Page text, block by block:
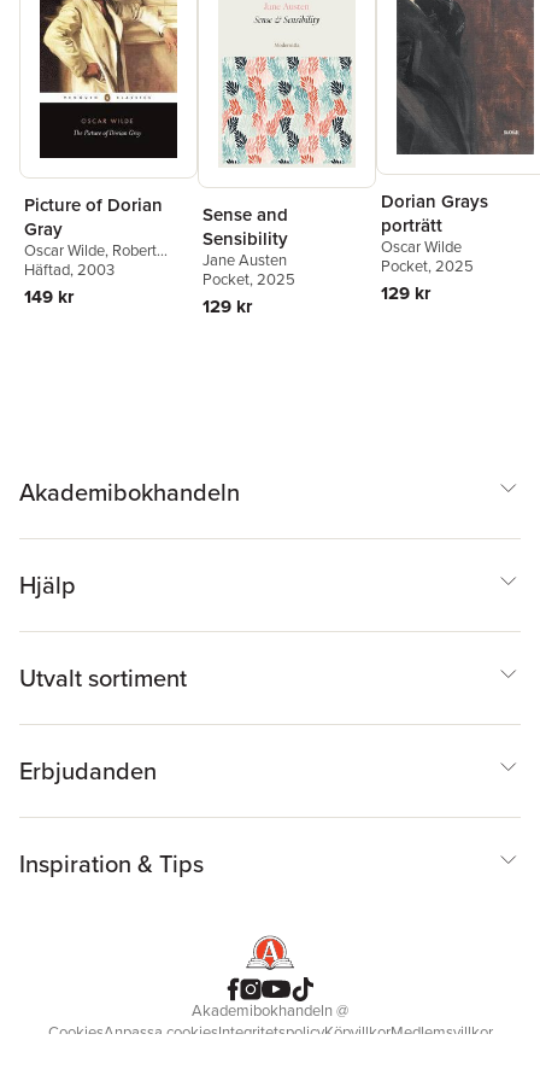
Picture of Dorian
Gray
Oscar Wilde, Robert
Mighall
Häftad, 2003
149 kr
Sense and
Sensibility
Jane Austen
Pocket, 2025
129 kr
Dorian Grays
porträtt
Oscar Wilde
Pocket, 2025
129 kr
Akademibokhandeln
Hjälp
Utvalt sortiment
Erbjudanden
Inspiration & Tips
Akademibokhandeln@
CookiesAnpassa cookiesIntegritetspolicyKöpvillkorMedlemsvillkor